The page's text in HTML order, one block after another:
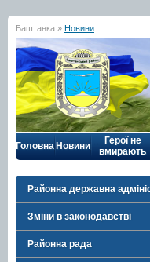
Баштанка » Новини
Головна Новини
Герої не
вмирають
Районна державна
Зміни в законодавстві
Районна рада